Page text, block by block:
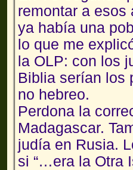
remontar a esos
ya había una
lo que me
la OLP: con los
Biblia serían los
no hebreo.
Perdona la
Madagascar.
judía en Rusia.
si “…era la Otra